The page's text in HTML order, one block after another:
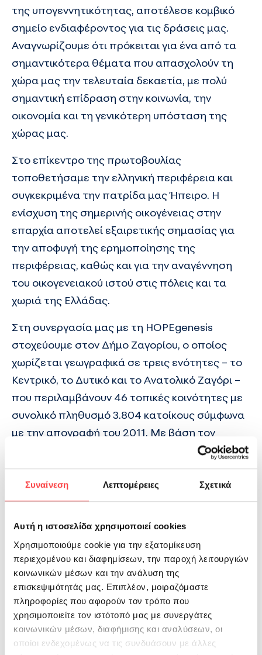
Συναίνεση Λεπτομέρειες Σχετικά
Αυτή η ιστοσελίδα χρησιμοποιεί cookies
Χρησιμοποιούμε cookie για την εξατομίκευση
περιεχομένου και διαφημίσεων, την παροχή λειτουργιών
κοινωνικών μέσων και την ανάλυση της
επισκεψιμότητάς μας. Επιπλέον, μοιραζόμαστε
πληροφορίες που αφορούν τον τρόπο που
χρησιμοποιείτε τον ιστότοπό μας με συνεργάτες
κοινωνικών μέσων, διαφήμισης και αναλύσεων, οι
οποίοι ενδεχομένως να τις συνδυάσουν με άλλες
της υπογεννητικότητας, αποτέλεσε κομβικό
σημείο ενδιαφέροντος για τις δράσεις μας.
Αναγνωρίζουμε ότι πρόκειται για ένα από τα
σημαντικότερα θέματα που απασχολούν τη
χώρα μας την τελευταία δεκαετία, με πολύ
σημαντική επίδραση στην κοινωνία, την
οικονομία και τη γενικότερη υπόσταση της
χώρας μας.
Στο επίκεντρο της πρωτοβουλίας
τοποθετήσαμε την ελληνική περιφέρεια και
συγκεκριμένα την πατρίδα μας Ήπειρο. Η
ενίσχυση της σημερινής οικογένειας στην
επαρχία αποτελεί εξαιρετικής σημασίας για
την αποφυγή της ερημοποίησης της
περιφέρειας, καθώς και για την αναγέννηση
του οικογενειακού ιστού στις πόλεις και τα
χωριά της Ελλάδας.
Στη συνεργασία μας με τη HOPEgenesis
στοχεύουμε στον Δήμο Ζαγορίου, ο οποίος
χωρίζεται γεωγραφικά σε τρεις ενότητες – το
Κεντρικό, το Δυτικό και το Ανατολικό Ζαγόρι –
που περιλαμβάνουν 46 τοπικές κοινότητες με
συνολικό πληθυσμό 3.804 κατοίκους σύμφωνα
με την απογραφή του 2011. Με βάση τον
πληθυσμό αυτόν, στο Δήμο Ζαγορίου θα
έπρεπε να σημειώνονται 38 γεννήσεις ανά
έτος. Όμως είναι πολύ λιγότερες, με διαρκώς
πτωτική τάση: Σύμφωνα με τα επίσημα
στοιχεία της ΕΛ.ΣΤΑΤ